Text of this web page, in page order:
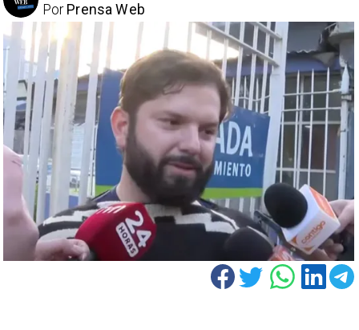
Prensa Web
Por